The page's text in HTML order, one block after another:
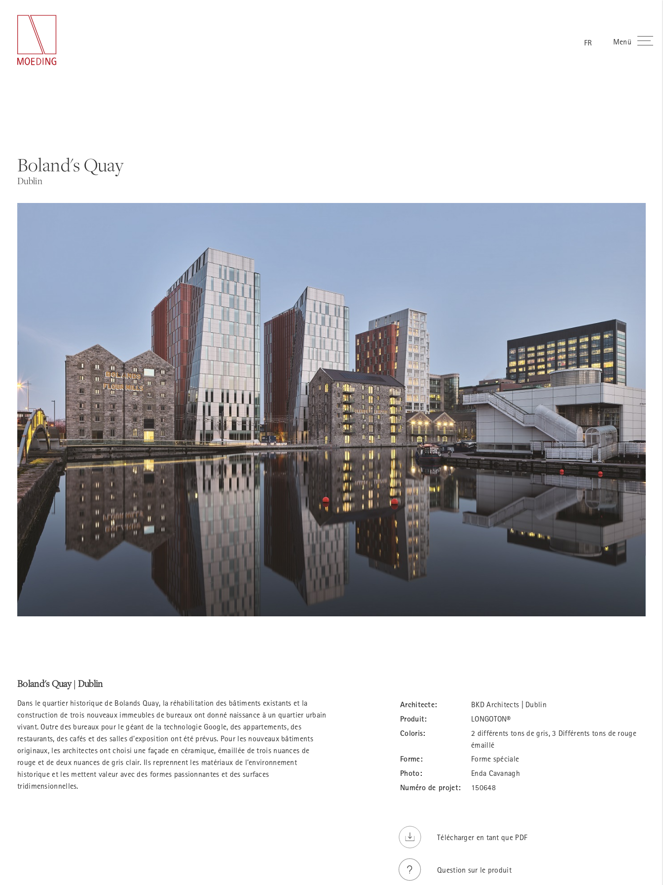
FR Menü
Boland's Quay
Dublin
Boland's Quay | Dublin
Dans le quartier historique de Bolands Quay, la réhabilitation des bâtiments existants et la
construction de trois nouveaux immeubles de bureaux ont donné naissance à un quartier urbain
vivant. Outre des bureaux pour le géant de la technologie Google, des appartements, des
restaurants, des cafés et des salles d’exposition ont été prévus. Pour les nouveaux bâtiments
originaux, les architectes ont choisi une façade en céramique, émaillée de trois nuances de
rouge et de deux nuances de gris clair. Ils reprennent les matériaux de l’environnement
historique et les mettent valeur avec des formes passionnantes et des surfaces
tridimensionnelles.
Architecte: BKD Architects | Dublin
Produit: LONGOTON®
Coloris:
2 différents tons de gris, 3 Différents tons de rouge
émaillé
Forme: Forme spéciale
Photo: Enda Cavanagh
Numéro de projet: 150648
Télécharger en tant que PDF
Question sur le produit